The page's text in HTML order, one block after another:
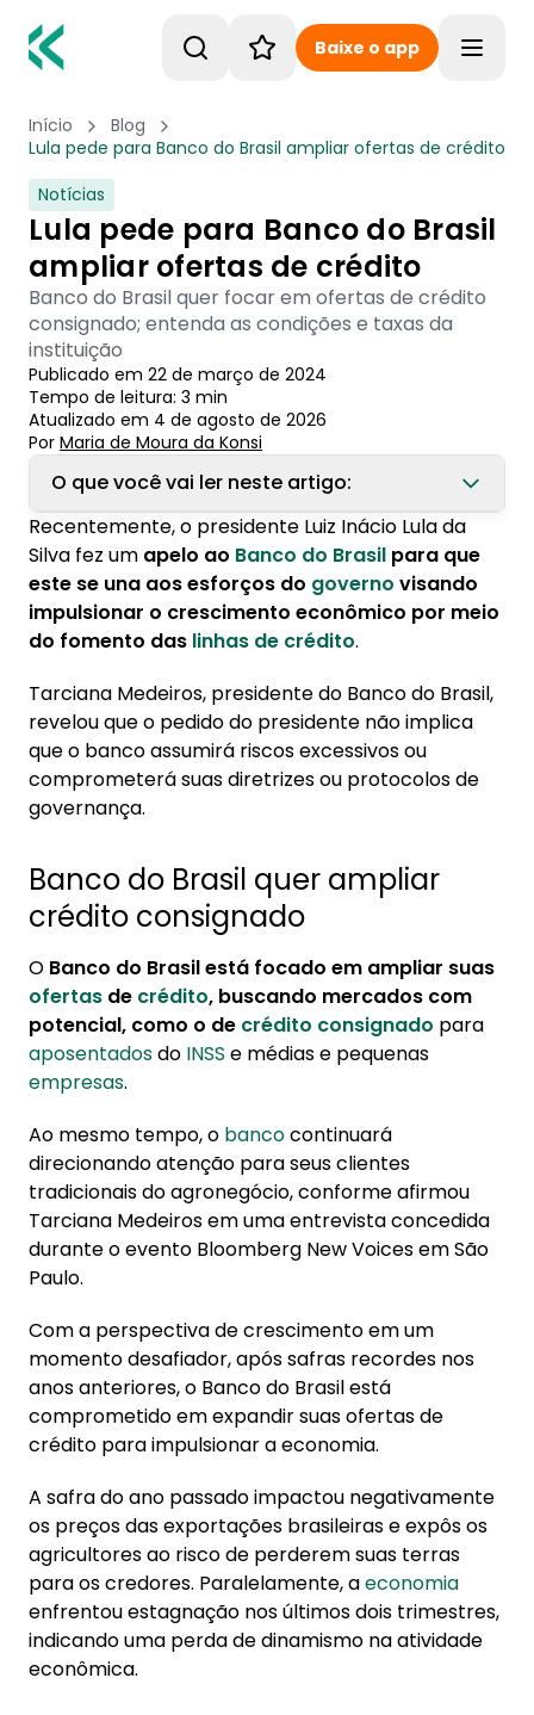
Baixe o app
Início
Blog
Lula pede para Banco do Brasil ampliar ofertas de crédito
Notícias
Lula pede para Banco do Brasil
ampliar ofertas de crédito
Banco do Brasil quer focar em ofertas de crédito
consignado; entenda as condições e taxas da
instituição
Publicado em 22 de março de 2024
Tempo de leitura: 3 min
Atualizado em 4 de agosto de 2026
Por Maria de Moura da Konsi
O que você vai ler neste artigo:
1. Banco do Brasil quer ampliar crédito
consignado
2. Qual a taxa de juros de empréstimo
consignado do Banco do Brasil?
Recentemente, o presidente Luiz Inácio Lula da
Silva fez um apelo ao Banco do Brasil para que
este se una aos esforços do governo visando
impulsionar o crescimento econômico por meio
do fomento das linhas de crédito.
Tarciana Medeiros, presidente do Banco do Brasil,
revelou que o pedido do presidente não implica
que o banco assumirá riscos excessivos ou
comprometerá suas diretrizes ou protocolos de
governança.
Banco do Brasil quer ampliar
crédito consignado
O Banco do Brasil está focado em ampliar suas
ofertas de crédito, buscando mercados com
potencial, como o de crédito consignado para
aposentadosdo INSS e médias e pequenas
empresas.
Ao mesmo tempo, o bancocontinuará
direcionando atenção para seus clientes
tradicionais do agronegócio, conforme afirmou
Tarciana Medeiros em uma entrevista concedida
durante o evento Bloomberg New Voices em São
Paulo.
Com a perspectiva de crescimento em um
momento desafiador, após safras recordes nos
anos anteriores, o Banco do Brasil está
comprometido em expandir suas ofertas de
crédito para impulsionar a economia.
A safra do ano passado impactou negativamente
os preços das exportações brasileiras e expôs os
agricultores ao risco de perderem suas terras
para os credores. Paralelamente, aeconomia
enfrentou estagnação nos últimos dois trimestres,
indicando uma perda de dinamismo na atividade
econômica.